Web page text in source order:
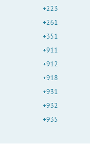
+223
+261
+351
+911
+912
+918
+931
+932
+935